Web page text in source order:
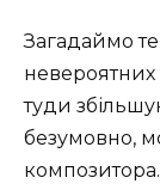
Загадаймо
туди
безумовно,
композитора.